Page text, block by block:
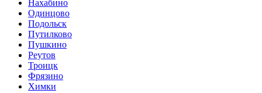
Нахабино
Одинцово
Подольск
Путилково
Пушкино
Реутов
Троицк
Фрязино
Химки